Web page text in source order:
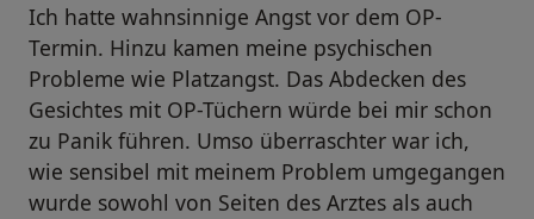
Ich hatte wahnsinnige Angst vor dem OP-
Termin. Hinzu kamen meine psychischen
Probleme wie Platzangst. Das Abdecken des
Gesichtes mit OP-Tüchern würde bei mir schon
zu Panik führen. Umso überraschter war ich,
wie sensibel mit meinem Problem umgegangen
wurde sowohl von Seiten des Arztes als auch